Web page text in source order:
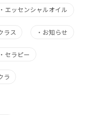
・ エッセンシャルオイル
ラス ・ お知らせ
・ セラピー
ラ